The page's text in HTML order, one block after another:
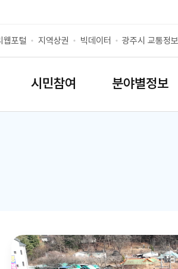
웹포털 지역상권 빅데이터 광주시 교통정보
시민참여 분야별정보